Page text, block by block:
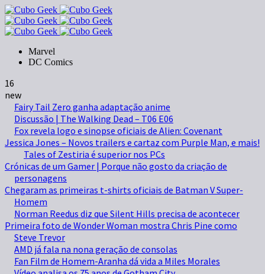
Marvel
DC Comics
16
new
Fairy Tail Zero ganha adaptação anime
Discussão | The Walking Dead – T06 E06
Fox revela logo e sinopse oficiais de Alien: Covenant
Jessica Jones – Novos trailers e cartaz com Purple Man, e mais!
Tales of Zestiria é superior nos PCs
Crónicas de um Gamer | Porque não gosto da criação de
personagens
Chegaram as primeiras t-shirts oficiais de Batman V Super-
Homem
Norman Reedus diz que Silent Hills precisa de acontecer
Primeira foto de Wonder Woman mostra Chris Pine como
Steve Trevor
AMD já fala na nona geração de consolas
Fan Film de Homem-Aranha dá vida a Miles Morales